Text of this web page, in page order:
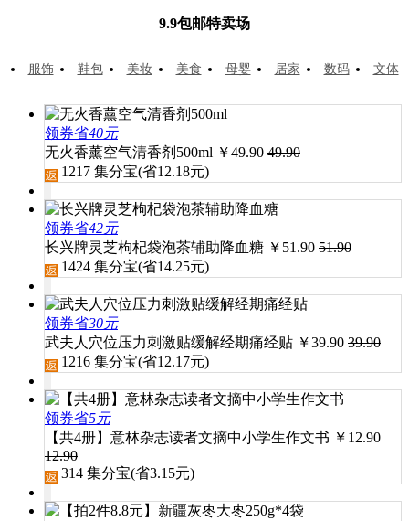
9.9包邮特卖场
服饰 鞋包 美妆 美食 母婴 居家 数码 文体
领券省40元
无火香薰空气清香剂500ml ￥49.90 49.90
1217 集分宝(省12.18元)
领券省42元
长兴牌灵芝枸杞袋泡茶辅助降血糖 ￥ 51.90 51.90
1424 集分宝(省14.25元)
领券省30元
武夫人穴位压力刺激贴缓解经期痛经贴 ￥39.90 39.90
1216 集分宝(省12.17元)
领券省5元
【共4册】意林杂志读者文摘中小学生作文书 ￥ 12.90
12.90
314 集分宝(省3.15元)